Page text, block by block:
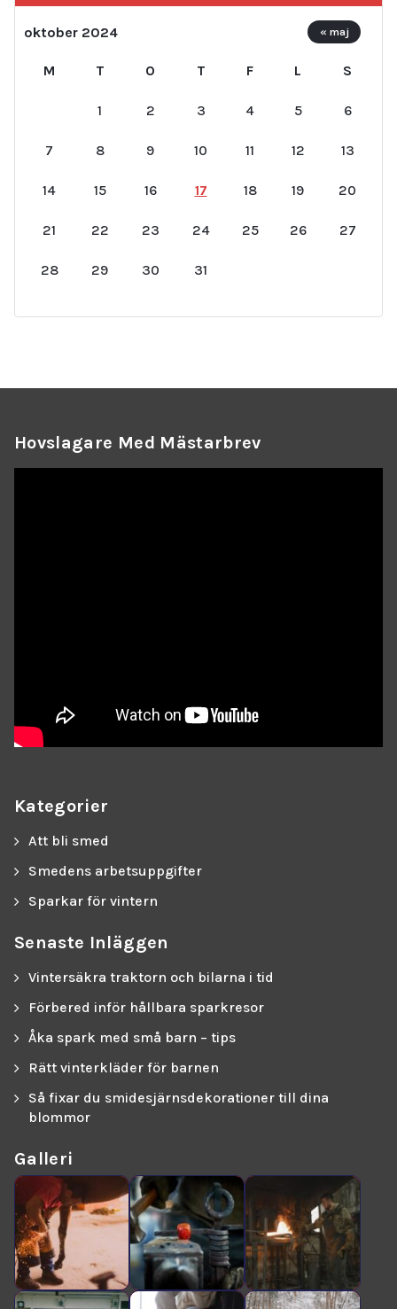
oktober 2024
M T O T F L S
1 2 3 4 5 6
7 8 9 10 11 12 13
14 15 16 17 18 19 20
21 22 23 24 25 26 27
28 29 30 31
« maj
Hovslagare Med Mästarbrev
Kategorier
Att bli smed
Smedens arbetsuppgifter
Sparkar för vintern
Senaste Inläggen
Vintersäkra traktorn och bilarna i tid
Förbered inför hållbara sparkresor
Åka spark med små barn – tips
Rätt vinterkläder för barnen
Så fixar du smidesjärnsdekorationer till dina
blommor
Galleri